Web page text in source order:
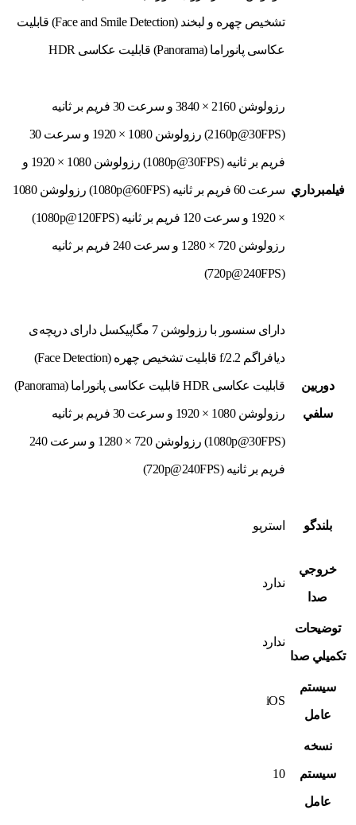
تشخیص چهره و لبخند (Face and Smile Detection) قابلیت
عکاسی پانوراما (Panorama) قابلیت عکاسی HDR
فيلمبرداري
رزولوشن 2160 × 3840 و سرعت 30 فریم بر ثانیه
(2160p@30FPS) رزولوشن 1080 × 1920 و سرعت 30
فریم بر ثانیه (1080p@30FPS) رزولوشن 1080 × 1920 و
سرعت 60 فریم بر ثانیه (1080p@60FPS) رزولوشن 1080
× 1920 و سرعت 120 فریم بر ثانیه (1080p@120FPS)
رزولوشن 720 × 1280 و سرعت 240 فریم بر ثانیه
(720p@240FPS)
دوربين
سلفي
دارای سنسور با رزولوشن 7 مگاپیکسل دارای دریچه‌ی
دیافراگم f/2.2 قابلیت تشخیص چهره (Face Detection)
قابلیت عکاسی HDR قابلیت عکاسی پانوراما (Panorama)
رزولوشن 1080 × 1920 و سرعت 30 فریم بر ثانیه
(1080p@30FPS) رزولوشن 720 × 1280 و سرعت 240
فریم بر ثانیه (720p@240FPS)
بلندگو استريو
خروجي
صدا
ندارد
توضيحات
تکميلي صدا
ندارد
سيستم
عامل
iOS
نسخه
سيستم
عامل
10